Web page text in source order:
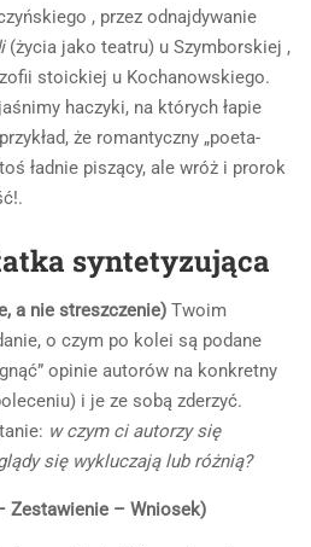
, przez odnajdywanie
(życia jako teatru) u Szymborskiej ,
stoickiej u Kochanowskiego.
haczyki, na których łapie
że romantyczny „poeta-
ładnie piszący, ale wróż i prorok
syntetyzująca
a nie streszczenie) Twoim
o czym po kolei są podane
opinie autorów na konkretny
i je ze sobą zderzyć.
w czym ci autorzy się
się wykluczają lub różnią?
Zestawienie – Wniosek)